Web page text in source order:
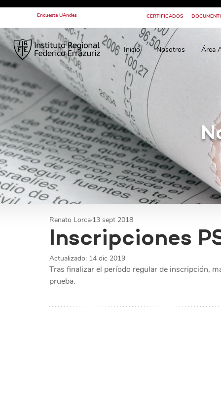
Encuesta UAndes CERTIFICADOS
Inicio Nosotros Área
Inscripciones
Renato Lorca 13 sept 2018
Actualizado: 14 dic 2019
Tras finalizar el período regular de inscripción,
prueba.